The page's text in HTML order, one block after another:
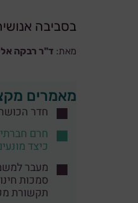
בסביבה
מאת: ד"ר רבקה
מאמרים
חדר
חרם
כיצד
מעבר
סמכות
תקשורת